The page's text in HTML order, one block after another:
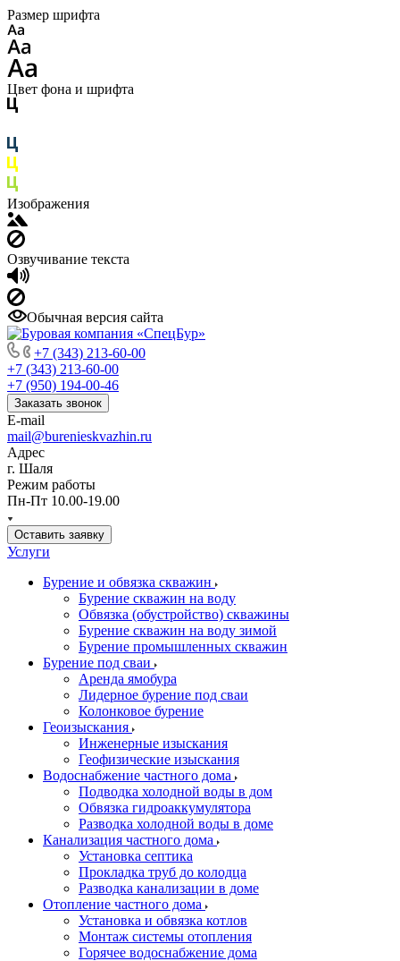
Размер шрифта
Цвет фона и шрифта
Изображения
Озвучивание текста
Обычная версия сайта
+7 (343) 213-60-00
+7 (343) 213-60-00
+7 (950) 194-00-46
Заказать звонок
E-mail
mail@burenieskvazhin.ru
Адрес
г. Шаля
Режим работы
Пн-Пт 10.00-19.00
Оставить заявку
Услуги
Бурение и обвязка скважин
Бурение скважин на воду
Обвязка (обустройство) скважины
Бурение скважин на воду зимой
Бурение промышленных скважин
Бурение под сваи
Аренда ямобура
Лидерное бурение под сваи
Колонковое бурение
Геоизыскания
Инженерные изыскания
Геофизические изыскания
Водоснабжение частного дома
Подводка холодной воды в дом
Обвязка гидроаккумулятора
Разводка холодной воды в доме
Канализация частного дома
Установка септика
Прокладка труб до колодца
Разводка канализации в доме
Отопление частного дома
Установка и обвязка котлов
Монтаж системы отопления
Горячее водоснабжение дома